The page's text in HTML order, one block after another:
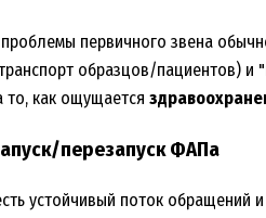
проблемы первичного звена
образцов/пациентов) и
то, как ощущается
перезапуск ФАПа
устойчивый поток